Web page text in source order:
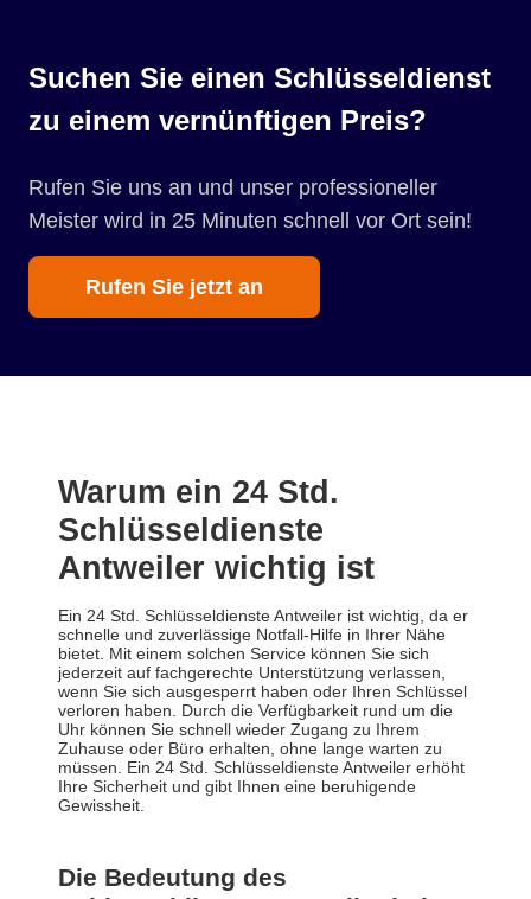
Suchen Sie einen Schlüsseldienst
zu einem vernünftigen Preis?
Rufen Sie uns an und unser professioneller
Meister wird in 25 Minuten schnell vor Ort sein!
Rufen Sie jetzt an
Warum ein 24 Std.
Schlüsseldienste
Antweiler wichtig ist
Ein 24 Std. Schlüsseldienste Antweiler ist wichtig, da er
schnelle und zuverlässige Notfall-Hilfe in Ihrer Nähe
bietet. Mit einem solchen Service können Sie sich
jederzeit auf fachgerechte Unterstützung verlassen,
wenn Sie sich ausgesperrt haben oder Ihren Schlüssel
verloren haben. Durch die Verfügbarkeit rund um die
Uhr können Sie schnell wieder Zugang zu Ihrem
Zuhause oder Büro erhalten, ohne lange warten zu
müssen. Ein 24 Std. Schlüsseldienste Antweiler erhöht
Ihre Sicherheit und gibt Ihnen eine beruhigende
Gewissheit.
Die Bedeutung des